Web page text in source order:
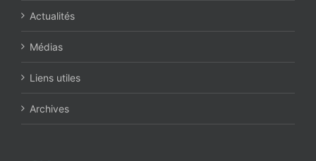
Actualités
Médias
Liens utiles
Archives